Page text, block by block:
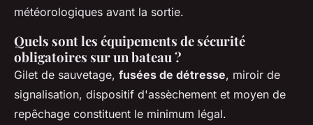
météorologiques avant la sortie.
Quels sont les équipements de sécurité
obligatoires sur un bateau ?
Gilet de sauvetage, fusées de détresse, miroir de
signalisation, dispositif d'assèchement et moyen de
repêchage constituent le minimum légal.